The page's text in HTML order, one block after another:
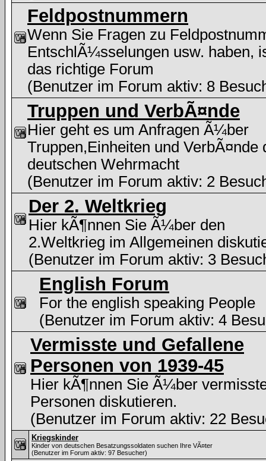
Feldpostnummern
Wenn Sie Fragen zu
EntschlÃ¼sselungen usw. haben,
das richtige Forum
(Benutzer im Forum aktiv: 8
Truppen und VerbÃ¤nde
Hier geht es um Anfragen Ã¼ber
Truppen,Einheiten und VerbÃ¤nde
deutschen Wehrmacht
(Benutzer im Forum aktiv: 2
Der 2. Weltkrieg
Hier kÃ¶nnen Sie Ã¼ber den
2.Weltkrieg im Allgemeinen
(Benutzer im Forum aktiv: 3
English Forum
For the english speaking People
(Benutzer im Forum aktiv: 4
Vermisste und Gefallene
Personen von 1939-45
Hier kÃ¶nnen Sie Ã¼ber
Personen diskutieren.
(Benutzer im Forum aktiv: 22
Kriegskinder
Kinder von deutschen Besatzungssoldaten suchen Ihre VÃ¤ter
(Benutzer im Forum aktiv: 97 Besucher)